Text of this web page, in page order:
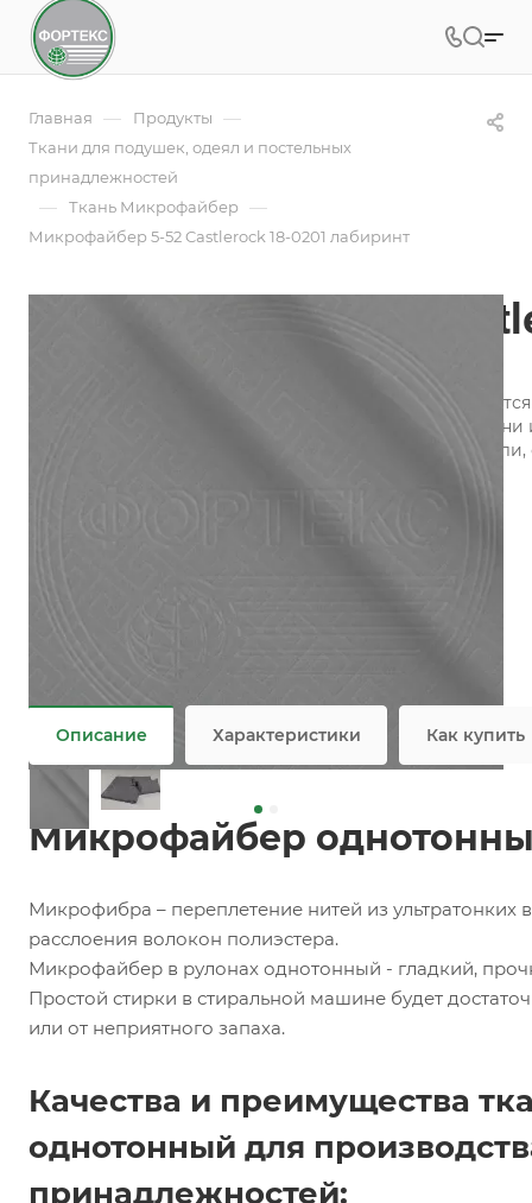
Главная — Продукты —
Ткани для подушек, одеял и постельных
принадлежностей
— Ткань Микрофайбер —
Микрофайбер 5-52 Castlerock 18-0201 лабиринт
Микрофайбер 5-52
Микрофайбер (микрофибра) набивной
технология обеспечивает воздухопроницаемость
микрофибры «контролируют» микроклимат на
Не является публичной офертой
Описание Характеристики Как купить
Микрофайбер
Микрофибра – переплетение нитей из
расслоения волокон полиэстера.
Микрофайбер в рулонах однотонный - гладкий,
Простой стирки в стиральной машине будет
или от неприятного запаха.
Качества и преимущества
однотонный для
принадлежностей: